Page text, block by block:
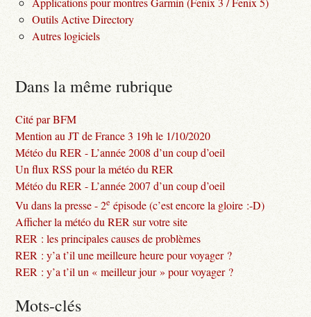
Outils Active Directory
Autres logiciels
Dans la même rubrique
Cité par BFM
Mention au JT de France 3 19h le 1/10/2020
Météo du RER - L’année 2008 d’un coup d’oeil
Un flux RSS pour la météo du RER
Météo du RER - L’année 2007 d’un coup d’oeil
Vu dans la presse - 2e épisode (c’est encore la gloire :-D)
Afficher la météo du RER sur votre site
RER : les principales causes de problèmes
RER : y’a t’il une meilleure heure pour voyager ?
RER : y’a t’il un « meilleur jour » pour voyager ?
Mots-clés